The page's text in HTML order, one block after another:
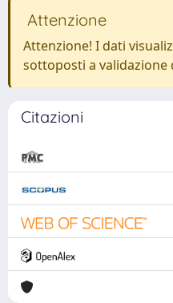
Attenzione
Attenzione! I dati
sottoposti a validazione
Citazioni